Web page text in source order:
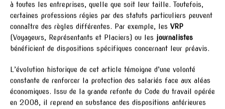
à toutes les entreprises, quelle que soit leur taille. Toutefois,
certaines professions régies par des statuts particuliers peuvent
connaître des règles différentes. Par exemple, les VRP
(Voyageurs, Représentants et Placiers) ou les journalistes
bénéficient de dispositions spécifiques concernant leur préavis.
L’évolution historique de cet article témoigne d’une volonté
constante de renforcer la protection des salariés face aux aléas
économiques. Issu de la grande refonte du Code du travail opérée
en 2008, il reprend en substance des dispositions antérieures